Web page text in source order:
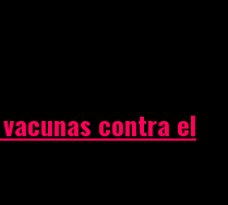
contra el